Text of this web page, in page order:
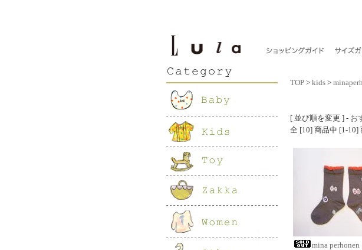
TOP > kids >
[ 並び順を変更 ] - お
全 [10] 商品中 [1-10]
mina